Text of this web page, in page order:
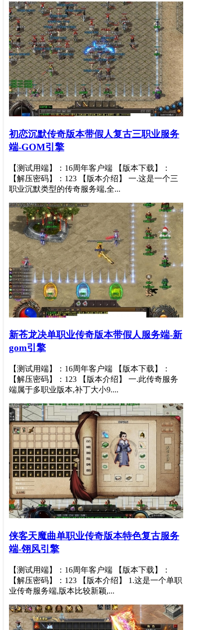
初恋沉默传奇版本带假人复古三职业服务
端-GOM引擎
【测试用端】：16周年客户端 【版本下载】：
【解压密码】：123 【版本介绍】 一.这是一个三
职业沉默类型的传奇服务端,全...
新苍龙决单职业传奇版本带假人服务端-新
gom引擎
【测试用端】：16周年客户端 【版本下载】：
【解压密码】：123 【版本介绍】 一.此传奇服务
端属于多职业版本,补丁大小9....
侠客天魔曲单职业传奇版本特色复古服务
端-翎风引擎
【测试用端】：16周年客户端 【版本下载】：
【解压密码】：123 【版本介绍】 1.这是一个单职
业传奇服务端,版本比较新颖,...